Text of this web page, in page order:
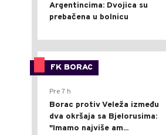
Argentincima: Dvojica su
prebačena u bolnicu
FK BORAC
Pre 7 h
Borac protiv Veleža između
dva okršaja sa Bjelorusima:
"Imamo najviše am...